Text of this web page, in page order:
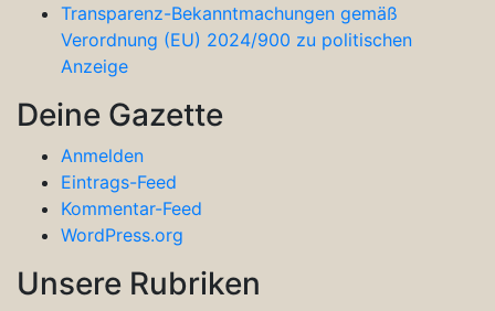
Transparenz-Bekanntmachungen gemäß
Verordnung (EU) 2024/900 zu politischen
Anzeige
Deine Gazette
Anmelden
Eintrags-Feed
Kommentar-Feed
WordPress.org
Unsere Rubriken